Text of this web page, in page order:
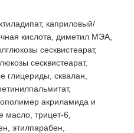
каприловый/
кислота, диметил МЭА,
сесквистеарат,
сесквистеарат,
глицериды, сквалан,
акриламида и
масло, трицет-6,
этилпарабен,